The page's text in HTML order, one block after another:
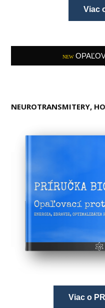
Viac
NEW
NEUROTRANSMITERY,
Viac o